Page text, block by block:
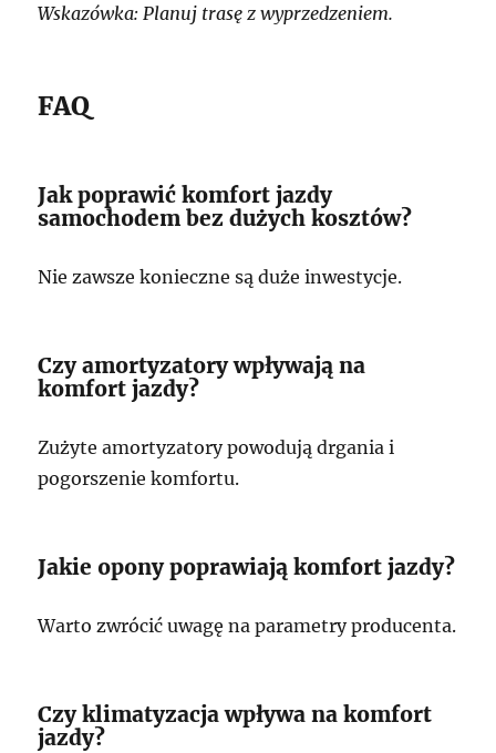
Wskazówka: Planuj trasę z wyprzedzeniem.
FAQ
Jak poprawić komfort jazdy
samochodem bez dużych kosztów?
Nie zawsze konieczne są duże inwestycje.
Czy amortyzatory wpływają na
komfort jazdy?
Zużyte amortyzatory powodują drgania i
pogorszenie komfortu.
Jakie opony poprawiają komfort jazdy?
Warto zwrócić uwagę na parametry producenta.
Czy klimatyzacja wpływa na komfort
jazdy?